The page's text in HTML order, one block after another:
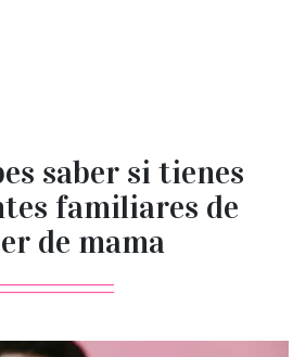
saber si tienes
familiares de
de mama